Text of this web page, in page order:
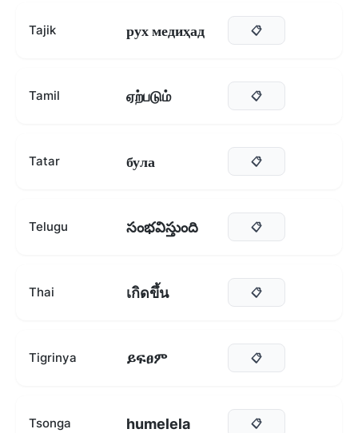
Tajik рух медиҳад 📋
Tamil ஏற்படும் 📋
Tatar була 📋
Telugu సంభవిస్తుంది 📋
Thai เกิดขึ้น 📋
Tigrinya ይፍፀም 📋
Tsonga humelela 📋